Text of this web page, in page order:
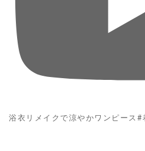
浴衣リメイクで涼やかワンピース#